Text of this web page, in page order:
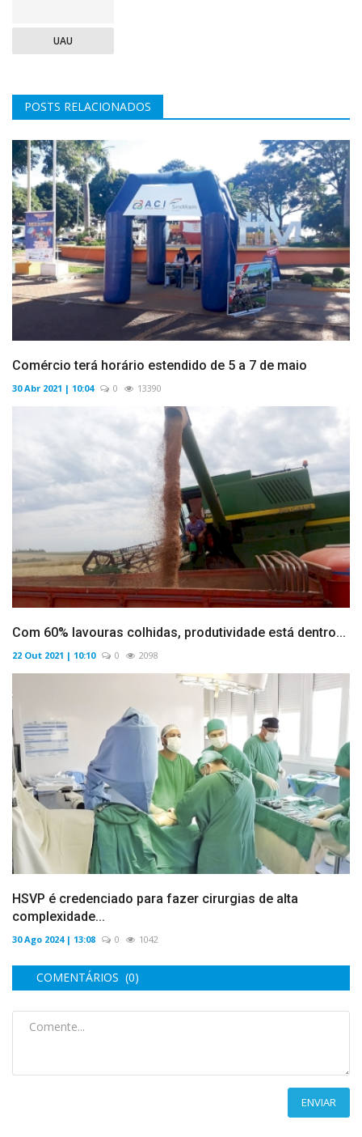
UAU
POSTS RELACIONADOS
Comércio terá horário estendido de 5 a 7 de maio
30 Abr 2021 | 10:04 0 13390
Com 60% lavouras colhidas, produtividade está dentro...
22 Out 2021 | 10:10 0 2098
HSVP é credenciado para fazer cirurgias de alta
complexidade...
30 Ago 2024 | 13:08 0 1042
COMENTÁRIOS (0)
ENVIAR